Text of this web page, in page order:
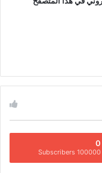
0
100000 Subscribers